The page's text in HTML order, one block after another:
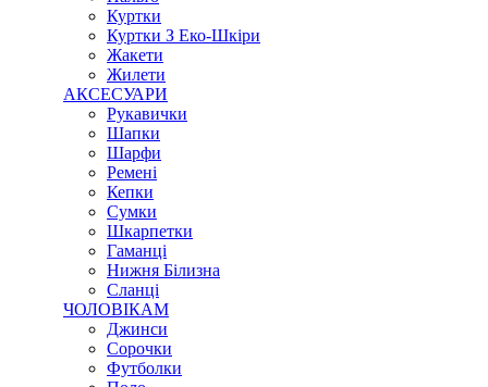
Куртки
Куртки З Еко-Шкіри
Жакети
Жилети
АКСЕСУАРИ
Рукавички
Шапки
Шарфи
Ремені
Кепки
Сумки
Шкарпетки
Гаманці
Нижня Білизна
Сланці
ЧОЛОВІКАМ
Джинси
Сорочки
Футболки